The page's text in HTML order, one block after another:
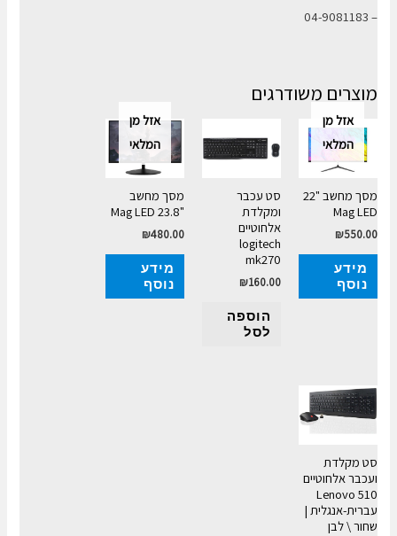
– 04-9081183
מוצרים משודרגים
אזל מן
המלאי
מסך מחשב "22
Mag LED
₪550.00
מידע
נוסף
סט עכבר
ומקלדת
אלחוטיים
logitech
mk270
₪160.00
הוספה
לסל
אזל מן
המלאי
מסך מחשב
"23.8 Mag LED
₪480.00
מידע
נוסף
סט מקלדת
ועכבר אלחוטיים
Lenovo 510
עברית-אנגלית |
שחור \ לבן